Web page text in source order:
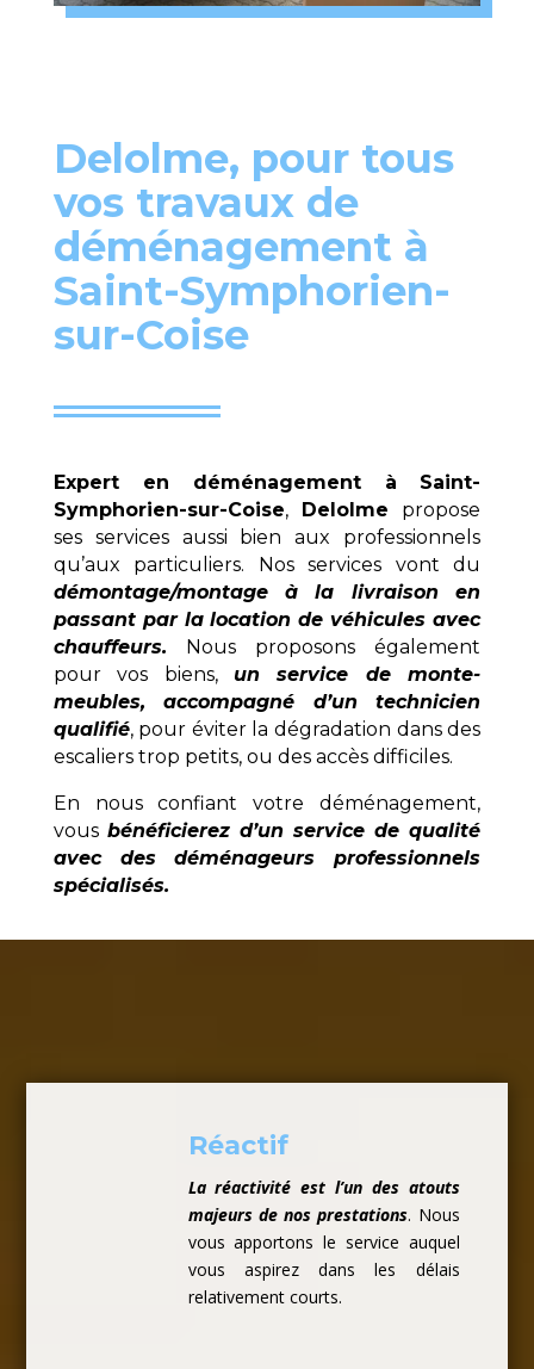
Delolme, pour tous
vos travaux de
déménagement à
Saint-Symphorien-
sur-Coise
Expert en déménagement à
Saint-
Symphorien-sur-Coise, Delolme propose
ses services aussi bien aux professionnels
qu’aux particuliers. Nos services vont du
démontage/montage à la livraison en
passant par la location de véhicules avec
chauffeurs. Nous proposons également
pour vos biens, un service de monte-
meubles, accompagné d’un technicien
qualifié, pour éviter la dégradation dans des
escaliers trop petits, ou des accès difficiles.
En nous confiant votre déménagement,
vous bénéficierez d’un service de qualité
avec des déménageurs professionnels
spécialisés.
Réactif
La réactivité est l’un des atouts
majeurs de nos prestations. Nous
vous apportons le service auquel
vous aspirez dans les délais
relativement courts.